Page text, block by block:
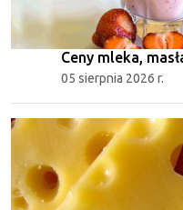
Ceny mleka,
05 sierpnia 2026 r.